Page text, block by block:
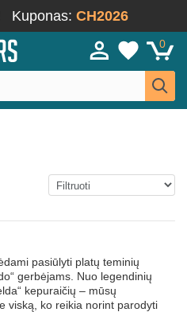
Kuponas: CH2026
0
pasiūlyti platų teminių
gerbėjams. Nuo legendinių
kepuraičių – mūsų
viską, ko reikia norint parodyti